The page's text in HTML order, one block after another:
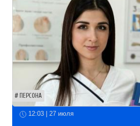
ПЕРСОНА
12:03 | 27 июля